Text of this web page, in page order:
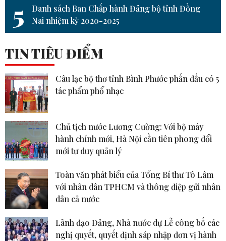
5
Danh sách Ban Chấp hành Đảng bộ tỉnh Đồng
Nai nhiệm kỳ 2020-2025
TIN TIÊU ĐIỂM
Câu lạc bộ thơ tỉnh Bình Phước phấn đấu có 5
tác phẩm phổ nhạc
Chủ tịch nước Lương Cường: Với bộ máy
hành chính mới, Hà Nội cần tiên phong đổi
mới tư duy quản lý
Toàn văn phát biểu của Tổng Bí thư Tô Lâm
với nhân dân TPHCM và thông điệp gửi nhân
dân cả nước
Lãnh đạo Đảng, Nhà nước dự Lễ công bố các
nghị quyết, quyết định sáp nhập đơn vị hành